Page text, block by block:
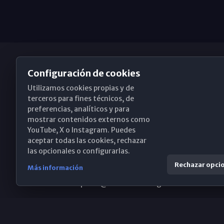
Obispado de Málaga
Santa María, 18-20. 29015 Málaga
(+34) 952 224 386
Configuración de cookies
Utilizamos cookies propias y de
terceros para fines técnicos, de
preferencias, analíticos y para
mostrar contenidos externos como
YouTube, X o Instagram. Puedes
aceptar todas las cookies, rechazar
las opcionales o configurarlas.
Más información Rechazar